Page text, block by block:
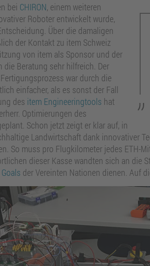
bei CHIRON, einem weiteren
Roboter entwickelt wurde,
Über die damaligen
der Kontakt zu item Schweiz
von item als Sponsor und der
Beratung sehr hilfreich. Der
war durch die
einfacher, als es sonst der Fall
des item Engineeringtools hat
Optimierungen des
Schon jetzt zeigt er klar auf, in
Landwirtschaft dank innovativer
So muss pro Flugkilometer jedes ETH-
dieser Kasse wandten sich an
der Vereinten Nationen dienen. Auf